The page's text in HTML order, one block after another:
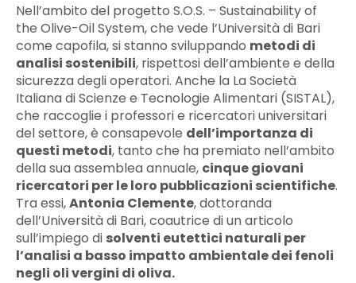
Nell’ambito del progetto S.O.S. – Sustainability of
the Olive-Oil System, che vede l’Università di Bari
come capofila, si stanno sviluppando metodi di
analisi sostenibili, rispettosi dell’ambiente e della
sicurezza degli operatori. Anche la La Società
Italiana di Scienze e Tecnologie Alimentari (SISTAL),
che raccoglie i professori e ricercatori universitari
del settore, è consapevole dell’importanza di
questi metodi, tanto che ha premiato nell’ambito
della sua assemblea annuale, cinque giovani
ricercatori per le loro pubblicazioni scientifiche.
Tra essi,Antonia Clemente, dottoranda
dell’Università di Bari, coautrice di un articolo
sull’impiego di solventi eutettici naturali per
l’analisi a basso impatto ambientale dei fenoli
negli oli vergini di oliva.